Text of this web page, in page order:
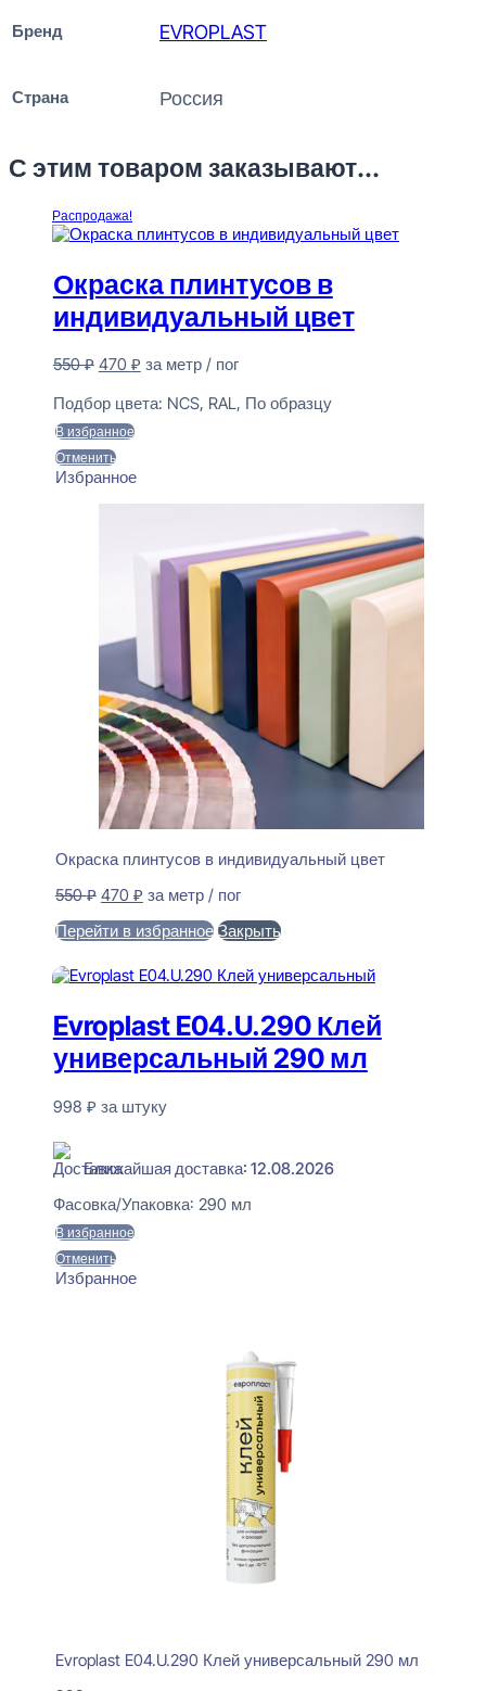
Бренд EVROPLAST
Страна Россия
С этим товаром заказывают...
Распродажа!
Окраска плинтусов в
индивидуальный цвет
550₽ Первоначальная
составляла
550 ₽.
470 ₽Текущая
470 ₽.
за метр / пог
Подбор цвета: NCS, RAL, По образцу
В избранное
Отменить
Избранное
Окраска плинтусов в индивидуальный цвет
550₽ Первоначальная
составляла
470 ₽Текущая
470 ₽.
за метр / пог
Перейти в избранное Закрыть
Evroplast E04.U.290 Клей
универсальный 290 мл
998 ₽ за штуку
Ближайшая доставка: 12.08.2026
Фасовка/Упаковка: 290 мл
В избранное
Отменить
Избранное
Evroplast E04.U.290 Клей универсальный 290 мл